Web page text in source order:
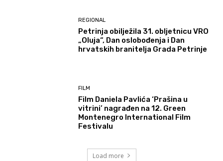
REGIONAL
Petrinja obilježila 31. obljetnicu VRO
„Oluja“, Dan oslobođenja i Dan
hrvatskih branitelja Grada Petrinje
FILM
Film Daniela Pavlića ‘Prašina u
vitrini’ nagrađen na 12. Green
Montenegro International Film
Festivalu
Load more